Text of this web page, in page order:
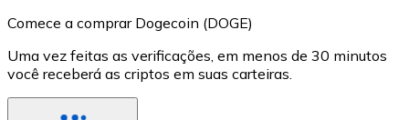
Comece a comprar Dogecoin (DOGE)
Uma vez feitas as verificações, em menos de 30 minutos
você receberá as criptos em suas carteiras.